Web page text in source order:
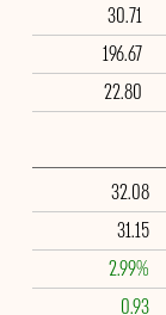
30.71
196.67
22.80
32.08
31.15
2.99%
0.93